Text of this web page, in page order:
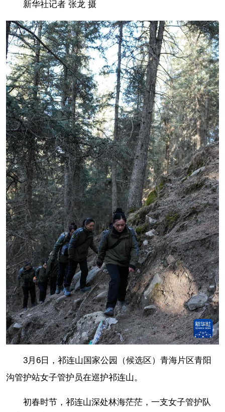
新华社记者 张龙 摄
3月6日，祁连山国家公园（候选区）青海片区青阳
沟管护站女子管护员在巡护祁连山。
初春时节，祁连山深处林海茫茫，一支女子管护队